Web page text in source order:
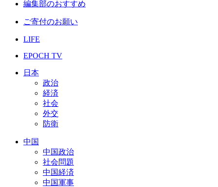
編集部のおすすめ
ご寄付のお願い
LIFE
EPOCH TV
日本
政治
経済
社会
外交
防衛
中国
中国政治
社会問題
中国経済
中国軍事